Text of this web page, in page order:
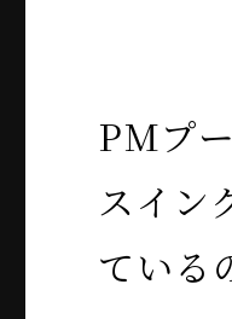
PMプ
スイン
ている